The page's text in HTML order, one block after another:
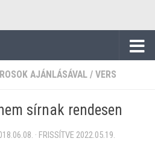
AJÁNLÁSÁVAL / VERS
sírnak rendesen
· FRISSÍTVE 2022.05.19.